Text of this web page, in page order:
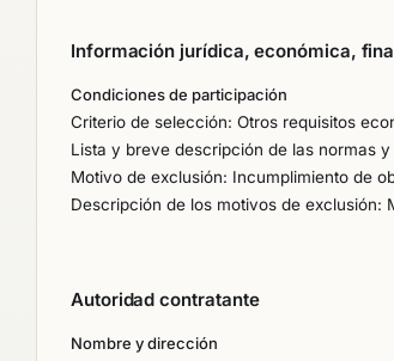
Información jurídica, económica,
Condiciones de participación
Criterio de selección: Otros requisitos
Lista y breve descripción de las normas
Motivo de exclusión: Incumplimiento de
Descripción de los motivos de exclusión:
Autoridad contratante
Nombre y dirección